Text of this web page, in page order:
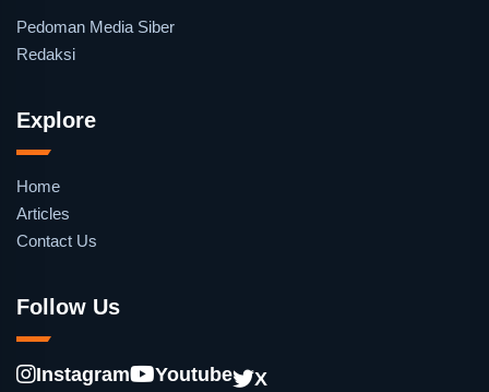
Pedoman Media Siber
Redaksi
Explore
Home
Articles
Contact Us
Follow Us
Instagram Youtube X